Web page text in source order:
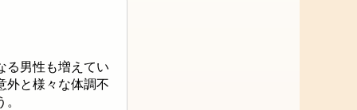
る男性も増えてい
外と様々な体調不